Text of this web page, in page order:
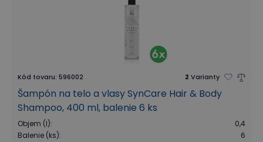
Kód tovaru: 596002 2 Varianty
Šampón na telo a vlasy SynCare Hair & Body
Shampoo, 400 ml, balenie 6 ks
Objem (l):
0,4
Balenie (ks): 6